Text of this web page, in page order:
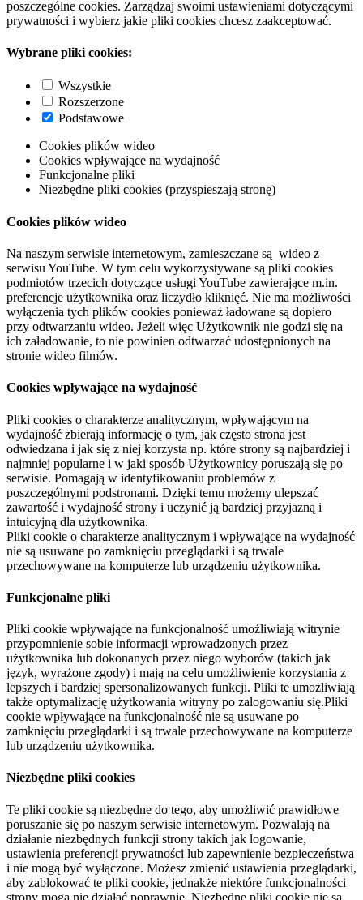
poszczególne cookies. Zarządzaj swoimi ustawieniami dotyczącymi
prywatności i wybierz jakie pliki cookies chcesz zaakceptować.
Wybrane pliki cookies:
Wszystkie
Rozszerzone
Podstawowe
Cookies plików wideo
Cookies wpływające na wydajność
Funkcjonalne pliki
Niezbędne pliki cookies (przyspieszają stronę)
Cookies plików wideo
Na naszym serwisie internetowym, zamieszczane są wideo z
serwisu YouTube. W tym celu wykorzystywane są pliki cookies
podmiotów trzecich dotyczące usługi YouTube zawierające m.in.
preferencje użytkownika oraz liczydło kliknięć. Nie ma możliwości
wyłączenia tych plików cookies ponieważ ładowane są dopiero
przy odtwarzaniu wideo. Jeżeli więc Użytkownik nie godzi się na
ich załadowanie, to nie powinien odtwarzać udostępnionych na
stronie wideo filmów.
Cookies wpływające na wydajność
Pliki cookies o charakterze analitycznym, wpływającym na
wydajność zbierają informację o tym, jak często strona jest
odwiedzana i jak się z niej korzysta np. które strony są najbardziej i
najmniej popularne i w jaki sposób Użytkownicy poruszają się po
serwisie. Pomagają w identyfikowaniu problemów z
poszczególnymi podstronami. Dzięki temu możemy ulepszać
zawartość i wydajność strony i uczynić ją bardziej przyjazną i
intuicyjną dla użytkownika.
Pliki cookie o charakterze analitycznym i wpływające na wydajność
nie są usuwane po zamknięciu przeglądarki i są trwale
przechowywane na komputerze lub urządzeniu użytkownika.
Funkcjonalne pliki
Pliki cookie wpływające na funkcjonalność umożliwiają witrynie
przypomnienie sobie informacji wprowadzonych przez
użytkownika lub dokonanych przez niego wyborów (takich jak
język, wyrażone zgody) i mają na celu umożliwienie korzystania z
lepszych i bardziej spersonalizowanych funkcji. Pliki te umożliwiają
także optymalizację użytkowania witryny po zalogowaniu się.Pliki
cookie wpływające na funkcjonalność nie są usuwane po
zamknięciu przeglądarki i są trwale przechowywane na komputerze
lub urządzeniu użytkownika.
Niezbędne pliki cookies
Te pliki cookie są niezbędne do tego, aby umożliwić prawidłowe
poruszanie się po naszym serwisie internetowym. Pozwalają na
działanie niezbędnych funkcji strony takich jak logowanie,
ustawienia preferencji prywatności lub zapewnienie bezpieczeństwa
i nie mogą być wyłączone. Możesz zmienić ustawienia przeglądarki,
aby zablokować te pliki cookie, jednakże niektóre funkcjonalności
strony mogą nie działać poprawnie. Niezbędne pliki cookie nie są